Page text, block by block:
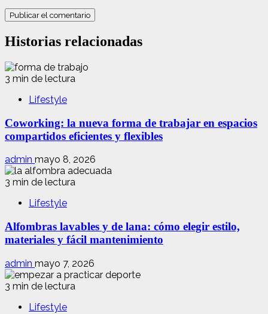
Historias relacionadas
3 min de lectura
Lifestyle
Coworking: la nueva forma de trabajar en espacios
compartidos eficientes y flexibles
admin mayo 8, 2026
3 min de lectura
Lifestyle
Alfombras lavables y de lana: cómo elegir estilo,
materiales y fácil mantenimiento
admin mayo 7, 2026
3 min de lectura
Lifestyle